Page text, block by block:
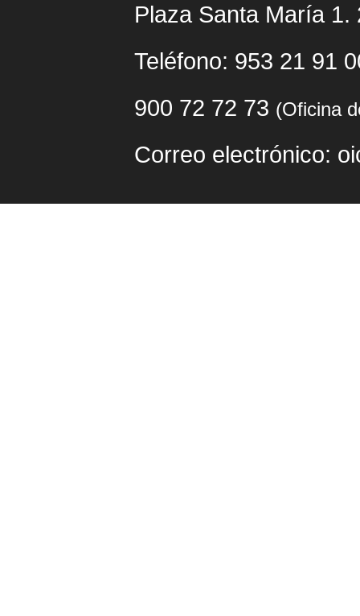
Plaza Santa María
Teléfono: 953 21 91
900 72 72 73 (Oficina
Correo electrónico: